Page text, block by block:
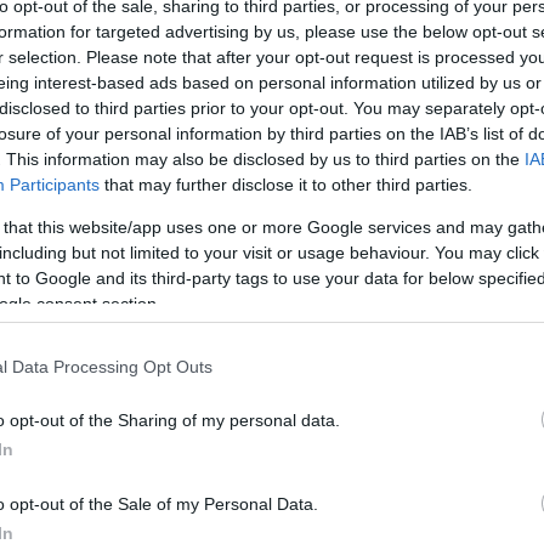
opt-out of the sale, sharing to third parties, or processing of your
for targeted advertising by us, please use the below opt-out
selection. Please note that after your opt-out request is processed
interest-based ads based on personal information utilized by us
to third parties prior to your opt-out. You may separately
of your personal information by third parties on the IAB’s list of
This information may also be disclosed by us to third parties on the
Participants that may further disclose it to other third parties.
that this website/app uses one or more Google services and may
but not limited to your visit or usage behaviour. You may
to Google and its third-party tags to use your data for below
consent section.
Data Processing Opt Outs
opt-out of the Sharing of my personal data.
opt-out of the Sale of my Personal Data.
Επανάστασης προειδοποίησαν ότι σε περίπτωση νέας
«πέρα από τη Μέση Ανατολή».
νέο κύκλο στρατιωτικών επιχειρήσεων, ενώ
στις αμερικανικές απαιτήσεις.
Χεζμπολάχ συνεχίζονται για ακόμη μία ημέρα, με
σημεία των συνόρων.
διπλωματικά. Ο Σι Τζινπινγκ ζήτησε «άμεση και
Ρώσο πρόεδρο Πούτιν πως μια νέα ανάφλεξη θα